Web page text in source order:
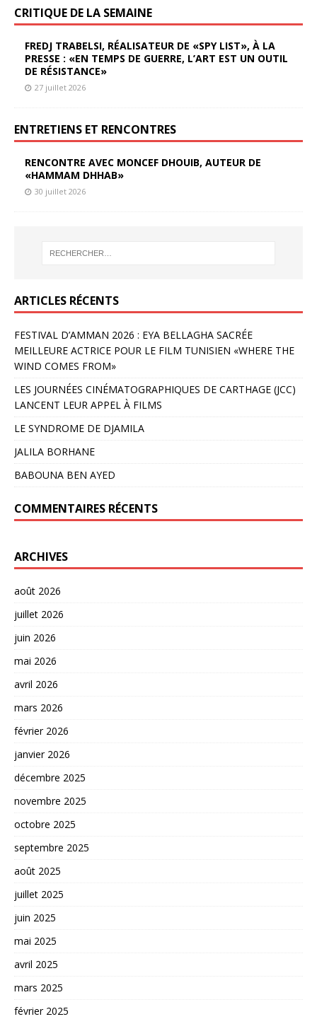
CRITIQUE DE LA SEMAINE
FREDJ TRABELSI, RÉALISATEUR DE «SPY LIST», À LA
PRESSE : «EN TEMPS DE GUERRE, L’ART EST UN OUTIL
DE RÉSISTANCE»
27 juillet 2026
ENTRETIENS ET RENCONTRES
RENCONTRE AVEC MONCEF DHOUIB, AUTEUR DE
«HAMMAM DHHAB»
30 juillet 2026
ARTICLES RÉCENTS
FESTIVAL D’AMMAN 2026 : EYA BELLAGHA SACRÉE
MEILLEURE ACTRICE POUR LE FILM TUNISIEN «WHERE THE
WIND COMES FROM»
LES JOURNÉES CINÉMATOGRAPHIQUES DE CARTHAGE (JCC)
LANCENT LEUR APPEL À FILMS
LE SYNDROME DE DJAMILA
JALILA BORHANE
BABOUNA BEN AYED
COMMENTAIRES RÉCENTS
ARCHIVES
août 2026
juillet 2026
juin 2026
mai 2026
avril 2026
mars 2026
février 2026
janvier 2026
décembre 2025
novembre 2025
octobre 2025
septembre 2025
août 2025
juillet 2025
juin 2025
mai 2025
avril 2025
mars 2025
février 2025